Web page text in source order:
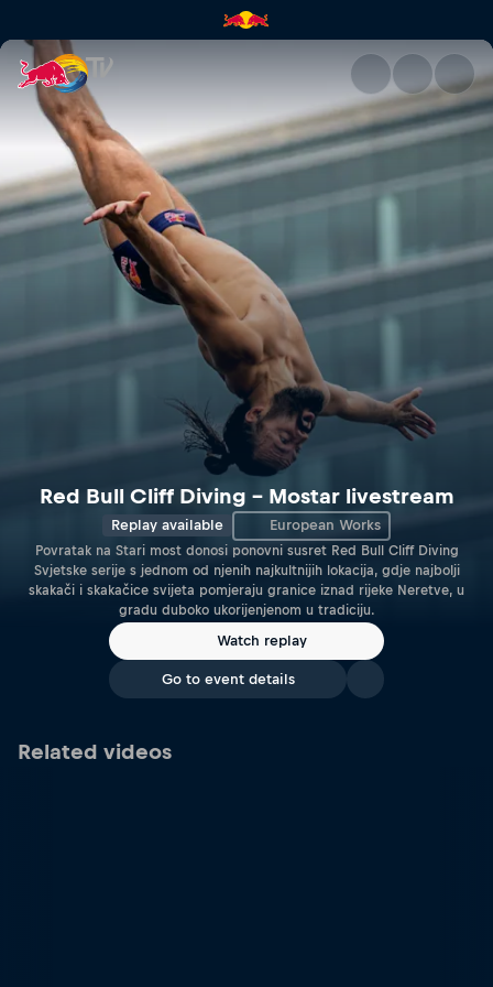
Red Bull Cliff Diving –
Red Bull Cliff Diving – Mostar livestream
Replay available European Works
Povratak na Stari most donosi ponovni susret Red Bull Cliff Diving
Svjetske serije s jednom od njenih najkultnijih lokacija, gdje najbolji
skakači i skakačice svijeta pomjeraju granice iznad rijeke Neretve, u
gradu duboko ukorijenjenom u tradiciju.
Watch replay
Go to event details
Related videos